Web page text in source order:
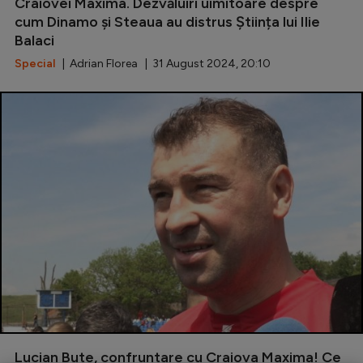
cum Dinamo și Steaua au distrus Știința lui Ilie
Balaci
Special | Adrian Florea | 31 August 2024, 20:10
Lucian Bute, confruntare cu Craiova Maxima! Ce